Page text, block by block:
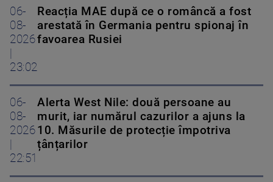
06-
08-
2026
23:02
Reacția MAE după ce o româncă a fost
arestată în Germania pentru spionaj în
favoarea Rusiei
06-
08-
2026
22:51
Alerta West Nile: două persoane au
murit, iar numărul cazurilor a ajuns la
10. Măsurile de protecție împotriva
țânțarilor